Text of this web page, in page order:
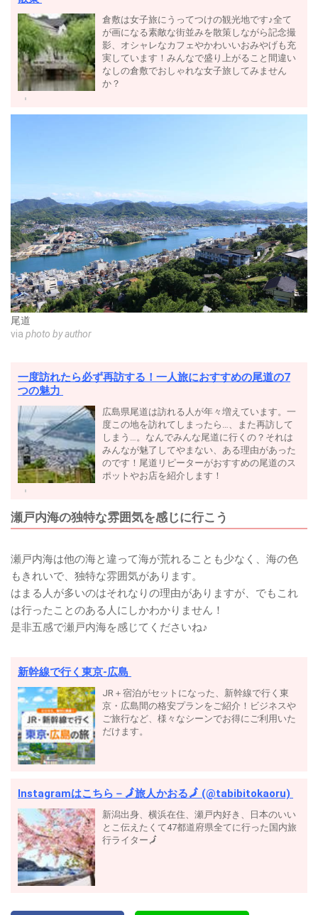
倉敷は女子旅にうってつけの観光地です♪全て
が画になる素敵な街並みを散策しながら記念撮
影、オシャレなカフェやかわいいおみやげも充
実しています！みんなで盛り上がること間違い
なしの倉敷でおしゃれな女子旅してみません
か？
尾道
via photo by author
一度訪れたら必ず再訪する！一人旅におすすめの尾道の7
つの魅力
広島県尾道は訪れる人が年々増えています。一
度この地を訪れてしまったら…、また再訪して
しまう…。なんでみんな尾道に行くの？それは
みんなが魅了してやまない、ある理由があった
のです！尾道リピーターがおすすめの尾道のス
ポットやお店を紹介します！
瀬戸内海の独特な雰囲気を感じに行こう
瀬戸内海は他の海と違って海が荒れることも少なく、海の色
もきれいで、独特な雰囲気があります。
はまる人が多いのはそれなりの理由がありますが、でもこれ
は行ったことのある人にしかわかりません！
是非五感で瀬戸内海を感じてくださいね♪
新幹線で行く東京-広島
JR＋宿泊がセットになった、新幹線で行く東
京・広島間の格安プランをご紹介！ビジネスや
ご旅行など、様々なシーンでお得にご利用いた
だけます。
Instagramはこちら－🗾旅人かおる🗾 (@tabibitokaoru)
新潟出身、横浜在住、瀬戸内好き、日本のいい
とこ伝えたくて47都道府県全てに行った国内旅
行ライター🗾